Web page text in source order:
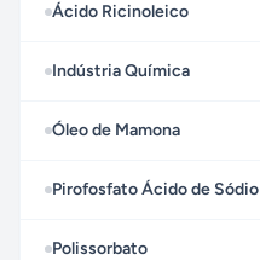
Ácido Ricinoleico
Indústria Química
Óleo de Mamona
Pirofosfato Ácido de Sódio
Polissorbato